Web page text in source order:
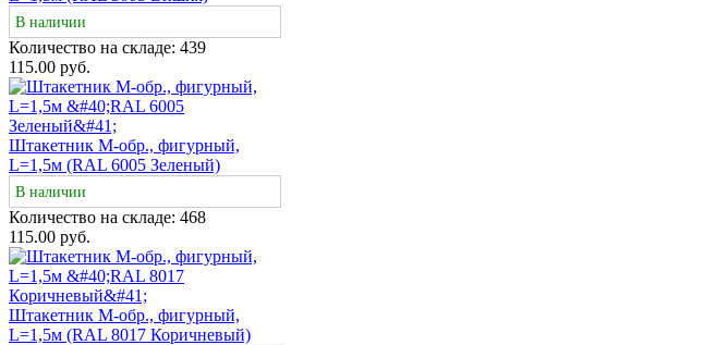
В наличии
Количество на складе: 439
115.00 руб.
Штакетник М-обр., фигурный,
L=1,5м (RAL 6005 Зеленый)
В наличии
Количество на складе: 468
115.00 руб.
Штакетник М-обр., фигурный,
L=1,5м (RAL 8017 Коричневый)